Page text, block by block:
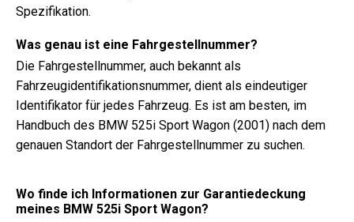
Spezifikation.
Was genau ist eine Fahrgestellnummer?
Die Fahrgestellnummer, auch bekannt als
Fahrzeugidentifikationsnummer, dient als eindeutiger
Identifikator für jedes Fahrzeug. Es ist am besten, im
Handbuch des BMW 525i Sport Wagon (2001) nach dem
genauen Standort der Fahrgestellnummer zu suchen.
Wo finde ich Informationen zur Garantiedeckung
meines BMW 525i Sport Wagon?